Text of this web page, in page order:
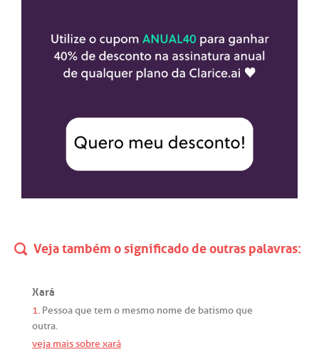
Veja também o significado de outras palavras:
Xará
1. Pessoaque tem o mesmo nome de batismoque
outra.
veja mais sobre xará